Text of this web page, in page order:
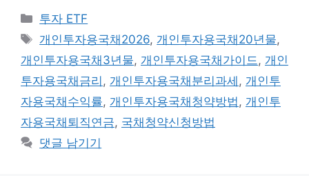
카
테
리
투자 ETF
태
그
개인투자용국채2026, 개인투자용국채20년물,
개인투자용국채3년물, 개인투자용국채가이드, 개인
투자용국채금리 , 개인투자용국채분리과세 , 개인투
자용국채수익률, 개인투자용국채청약방법, 개인투
자용국채퇴직연금, 국채청약신청방법
댓글 남기기